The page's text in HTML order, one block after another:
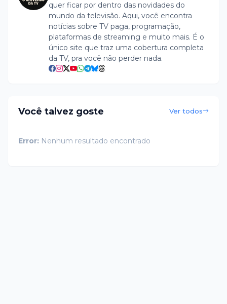
quer ficar por dentro das novidades do
mundo da televisão. Aqui, você encontra
notícias sobre TV paga, programação,
plataformas de streaming e muito mais. É o
único site que traz uma cobertura completa
da TV, pra você não perder nada.
Você talvez goste Ver todos
Error: Nenhum resultado encontrado